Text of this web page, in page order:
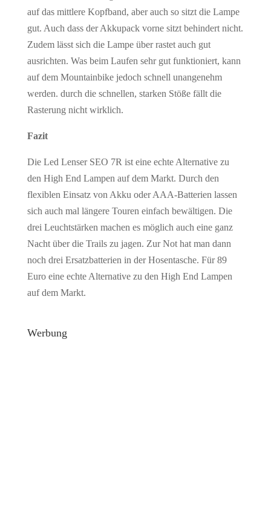
auf das mittlere Kopfband, aber auch so sitzt die Lampe
gut. Auch dass der Akkupack vorne sitzt behindert nicht.
Zudem lässt sich die Lampe über rastet auch gut
ausrichten. Was beim Laufen sehr gut funktioniert, kann
auf dem Mountainbike jedoch schnell unangenehm
werden. durch die schnellen, starken Stöße fällt die
Rasterung nicht wirklich.
Fazit
Die Led Lenser SEO 7R ist eine echte Alternative zu
den High End Lampen auf dem Markt. Durch den
flexiblen Einsatz von Akku oder AAA-Batterien lassen
sich auch mal längere Touren einfach bewältigen. Die
drei Leuchtstärken machen es möglich auch eine ganz
Nacht über die Trails zu jagen. Zur Not hat man dann
noch drei Ersatzbatterien in der Hosentasche. Für 89
Euro eine echte Alternative zu den High End Lampen
auf dem Markt.
Werbung